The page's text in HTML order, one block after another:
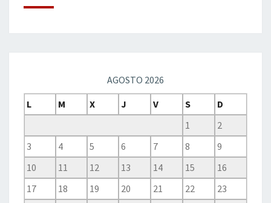
AGOSTO 2026
L
M X J V S
D
1
2
3
4 5 6 7 8
9
10
11 12 13 14 15
16
17
18 19 20 21 22
23